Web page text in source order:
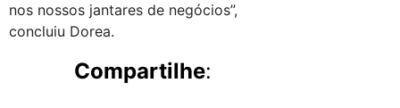
nos nossos jantares de negócios”,
concluiu Dorea.
Compartilhe: